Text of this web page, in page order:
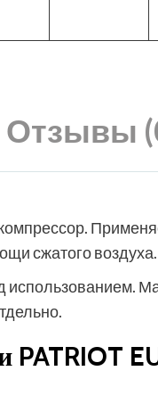
Отзывы
сжатого воздуха.
использованием.
PATRIOT